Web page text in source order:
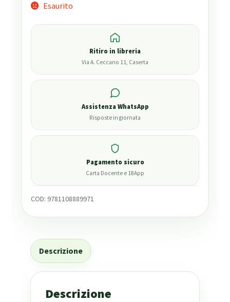
Esaurito
Ritiro in libreria
Via A. Ceccano 11, Caserta
Assistenza WhatsApp
Risposte in giornata
Pagamento sicuro
Carta Docente e 18App
COD: 9781108889971
Descrizione
Descrizione